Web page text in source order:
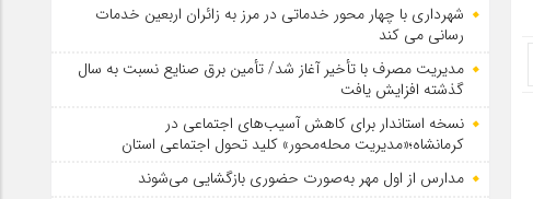
شهرداری با چهار محور خدماتی در مرز به زائران اربعین خدمات
رسانی می کند
مدیریت مصرف با تأخیر آغاز شد/ تأمین برق صنایع نسبت به سال
گذشته افزایش یافت
نسخه استاندار برای کاهش آسیب‌های اجتماعی در
کرمانشاه؛«مدیریت محله‌محور» کلید تحول اجتماعی استان
مدارس از اول مهر به‌صورت حضوری بازگشایی می‌شوند